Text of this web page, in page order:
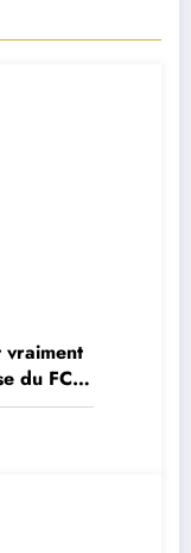
vraiment
du FC